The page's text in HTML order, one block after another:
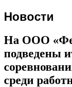
Новости
На ООО
подведены
среди